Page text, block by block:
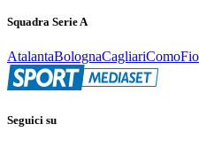
Squadra Serie A
AtalantaBolognaCagliariComo
Seguici su